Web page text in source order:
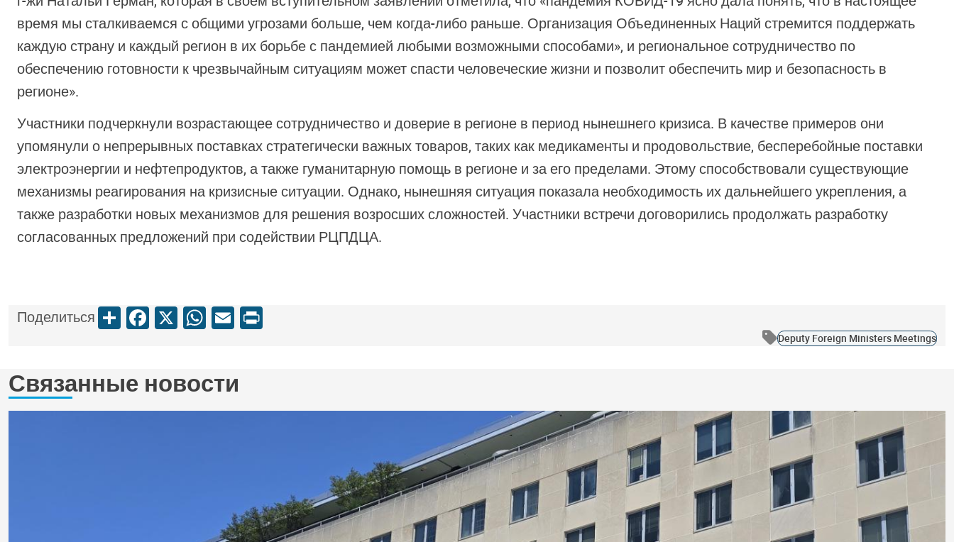
время мы сталкиваемся с общими угрозами больше, чем когда-либо раньше. Организация Объединенных Наций стремится поддержать
каждую страну и каждый регион в их борьбе с пандемией любыми возможными способами», и региональное сотрудничество по
обеспечению готовности к чрезвычайным ситуациям может спасти человеческие жизни и позволит обеспечить мир и безопасность в
регионе».
Участники подчеркнули возрастающее сотрудничество и доверие в регионе в период нынешнего кризиса. В качестве примеров они
упомянули о непрерывных поставках стратегически важных товаров, таких как медикаменты и продовольствие, бесперебойные поставки
электроэнергии и нефтепродуктов, а также гуманитарную помощь в регионе и за его пределами. Этому способствовали существующие
механизмы реагирования на кризисные ситуации. Однако, нынешняя ситуация показала необходимость их дальнейшего укрепления, а
также разработки новых механизмов для решения возросших сложностей. Участники встречи договорились продолжать разработку
согласованных предложений при содействии РЦПДЦА.
ПоделитьсяShareFacebook
X WhatsApp
Email
Print
Deputy Foreign Ministers Meetings
Связанные новости